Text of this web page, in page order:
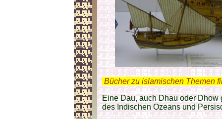
Bücher zu islamischen Themen
Eine Dau, auch Dhau oder
des Indischen Ozeans und